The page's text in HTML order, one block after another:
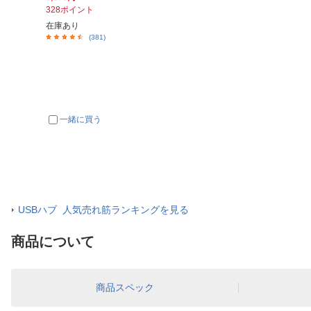
328ポイント
在庫あり
(381)
一緒に買う
USBハブ 人気売れ筋ランキングを見る
商品について
商品スペック